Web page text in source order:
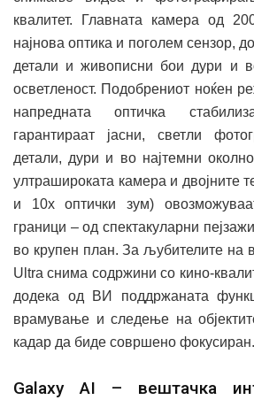
квалитет. Главната камера од
најнова оптика и поголем сензор,
детали и живописни бои дури и
осветленост. Подобрениот ноќен
напредната оптичка
гарантираат јасни, светли
детали, дури и во најтемни
ултрашироката камера и двојните
и 10x оптички зум)
граници – од спектакуларни
во крупен план. За љубителите на
Ultra снима содржини со кино-
додека од ВИ поддржаната
врамување и следење на
кадар да биде совршено фокусиран.
Galaxy AI – вештачка